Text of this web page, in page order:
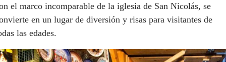
el marco incomparable de la iglesia de San Nicolás, se
en un lugar de diversión y risas para visitantes de
las edades.